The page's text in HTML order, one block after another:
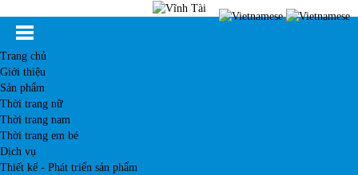
Trang chủ
Giới thiệu
Sản phẩm
Thời trang nữ
Thời trang nam
Thời trang em bé
Dịch vụ
Thiết kế - Phát triển sản phẩm